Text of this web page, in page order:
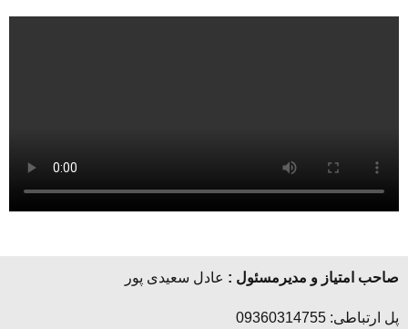
صاحب امتیاز و مدیرمسئول : عادل سعیدی پور
پل ارتباطی: 09360314755